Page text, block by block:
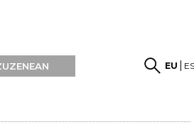
EU